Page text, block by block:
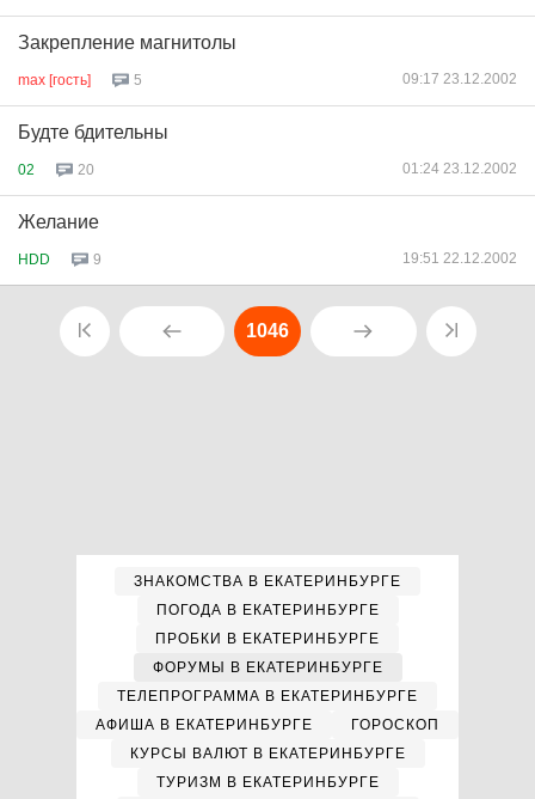
Закрепление магнитолы
max [гость] 5 09:17 23.12.2002
Будте бдительны
02 20 01:24 23.12.2002
Желание
HDD 9 19:51 22.12.2002
1046
ЗНАКОМСТВА В ЕКАТЕРИНБУРГЕ
ПОГОДА В ЕКАТЕРИНБУРГЕ
ПРОБКИ В ЕКАТЕРИНБУРГЕ
ФОРУМЫ В ЕКАТЕРИНБУРГЕ
ТЕЛЕПРОГРАММА В ЕКАТЕРИНБУРГЕ
АФИША В ЕКАТЕРИНБУРГЕ
ГОРОСКОП
КУРСЫ ВАЛЮТ В ЕКАТЕРИНБУРГЕ
ТУРИЗМ В ЕКАТЕРИНБУРГЕ